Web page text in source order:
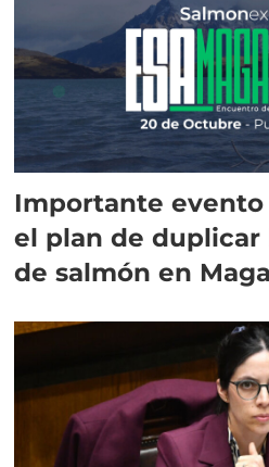
Importante evento
el plan de
de salmón en